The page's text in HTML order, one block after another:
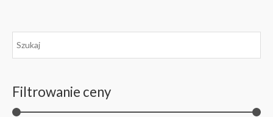
Filtrowanie ceny